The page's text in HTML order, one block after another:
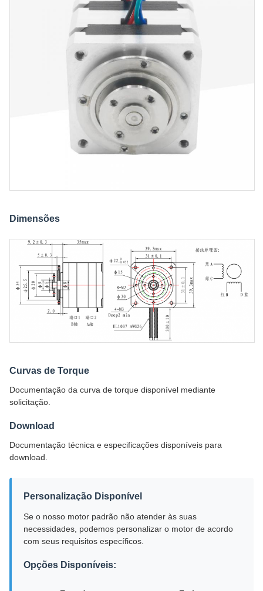
Dimensões
Curvas de Torque
Documentação da curva de torque disponível mediante
solicitação.
Download
Documentação técnica e especificações disponíveis para
download.
Personalização Disponível
Se o nosso motor padrão não atender às suas
necessidades, podemos personalizar o motor de acordo
com seus requisitos específicos.
Opções Disponíveis: